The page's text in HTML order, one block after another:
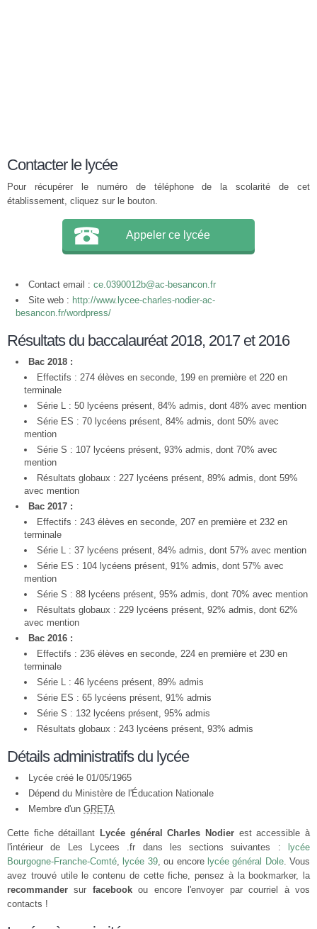
Contacter le lycée
Pour récupérer le numéro de téléphone de la scolarité de cet
établissement, cliquez sur le bouton.
Appeler ce lycée
Contact email : ce.0390012b@ac-besancon.fr
Site web : http://www.lycee-charles-nodier-ac-
besancon.fr/wordpress/
Résultats du baccalauréat 2018, 2017 et 2016
Bac 2018 :
Effectifs : 274 élèves en seconde, 199 en première et 220 en
terminale
Série L : 50 lycéens présent, 84% admis, dont 48% avec mention
Série ES : 70 lycéens présent, 84% admis, dont 50% avec
mention
Série S : 107 lycéens présent, 93% admis, dont 70% avec
mention
Résultats globaux : 227 lycéens présent, 89% admis, dont 59%
avec mention
Bac 2017 :
Effectifs : 243 élèves en seconde, 207 en première et 232 en
terminale
Série L : 37 lycéens présent, 84% admis, dont 57% avec mention
Série ES : 104 lycéens présent, 91% admis, dont 57% avec
mention
Série S : 88 lycéens présent, 95% admis, dont 70% avec mention
Résultats globaux : 229 lycéens présent, 92% admis, dont 62%
avec mention
Bac 2016 :
Effectifs : 236 élèves en seconde, 224 en première et 230 en
terminale
Série L : 46 lycéens présent, 89% admis
Série ES : 65 lycéens présent, 91% admis
Série S : 132 lycéens présent, 95% admis
Résultats globaux : 243 lycéens présent, 93% admis
Détails administratifs du lycée
Lycée créé le 01/05/1965
Dépend du Ministère de l'Éducation Nationale
Membre d'un GRETA
Cette fiche détaillant Lycée général Charles Nodier est accessible à
l'intérieur de Les Lycees .fr dans les sections suivantes :
lycée
Bourgogne-Franche-Comté, lycée 39, ou encore lycée général Dole. Vous
avez trouvé utile le contenu de cette fiche, pensez à la bookmarker, la
recommander sur facebookou encore l'envoyer par courriel à vos
contacts !